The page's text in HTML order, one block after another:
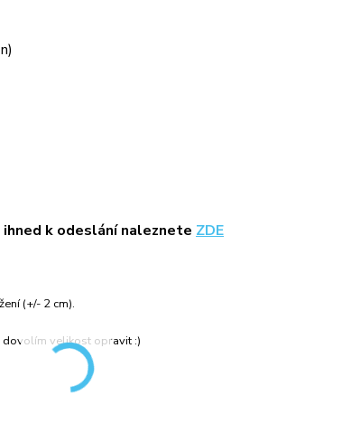
k odeslání naleznete ZDE
(+/- 2 cm).
velikost opravit :)